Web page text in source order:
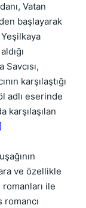
Vatan
başlayarak
Yeşilkaya
karşılaştığı
adlı eserinde
karşılaşılan
ve özellikle
romanları ile
romancı